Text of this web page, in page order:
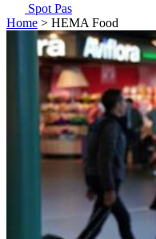
Spot Pas
Home > HEMA Food